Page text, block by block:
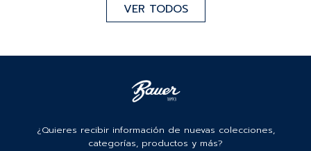
VER TODOS
¿Quieres recibir información de nuevas colecciones,
categorías, productos y más?